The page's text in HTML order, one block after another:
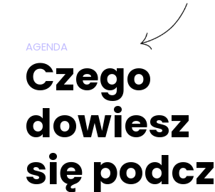
AGENDA
Czego
dowiesz
się